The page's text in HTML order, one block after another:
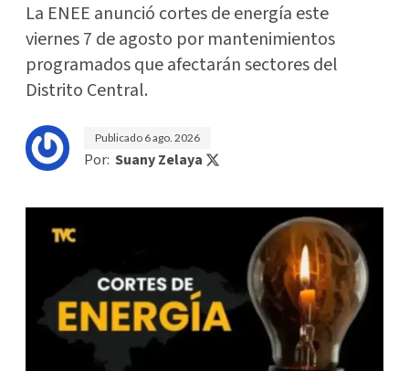
La ENEE anunció cortes de energía este
viernes 7 de agosto por mantenimientos
programados que afectarán sectores del
Distrito Central.
Publicado 6 ago. 2026
Por: Suany Zelaya